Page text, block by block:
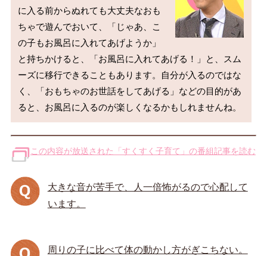
に入る前からぬれても大丈夫なおも
ちゃで遊んでおいて、「じゃあ、こ
の子もお風呂に入れてあげようか」
と持ちかけると、「お風呂に入れてあげる！」と、スム
ーズに移行できることもあります。自分が入るのではな
く、「おもちゃのお世話をしてあげる」などの目的があ
この内容が放送された「すくすく子育て」の番組記事を読む
大きな音が苦手で、人一倍怖がるので心配して
います。
周りの子に比べて体の動かし方がぎこちない。